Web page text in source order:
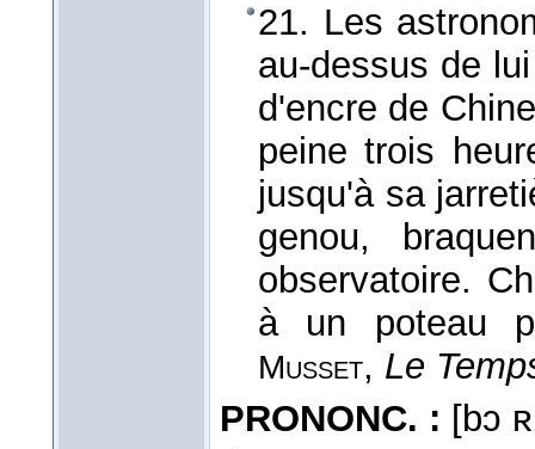
21. Les
au-dessus de
d'encre de
peine trois
jusqu'à sa
genou,
observatoire.
à un poteau
Musset, Le
PRONONC. : [bɔ